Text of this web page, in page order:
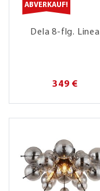
ABVERKAUF!
Dela 8-flg. Linea
349 €